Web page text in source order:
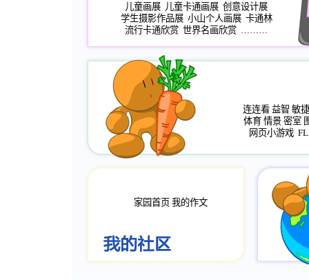
儿童画展 儿童卡通画展 创意设计展
学生摄影作品展 小山个人画展 卡通林
流行卡通欣赏 世界名画欣赏 ………
连连看 益智 敏捷
体育 情景 密室
网页小游戏
家园首页 我的作文